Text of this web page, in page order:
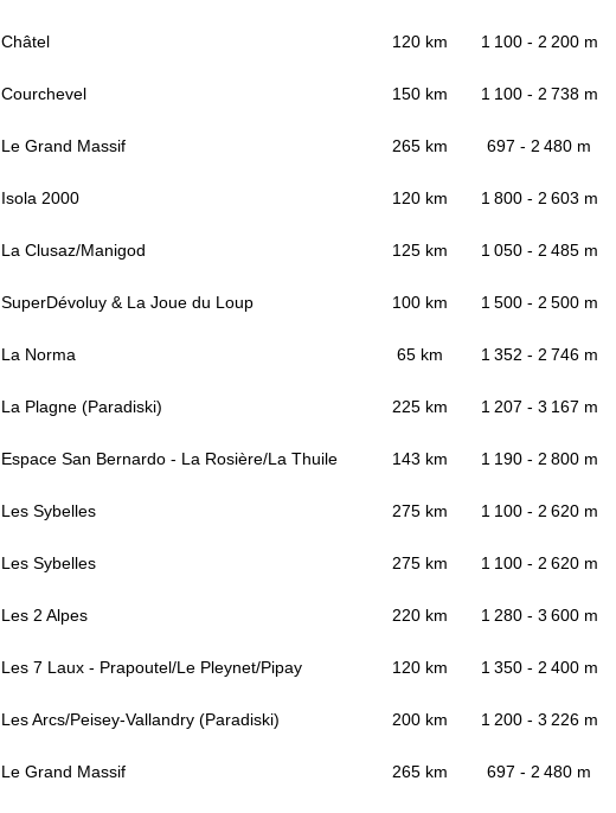
Châtel 120 km 1 100 - 2 200 m
Courchevel 150 km 1 100 - 2 738 m
Le Grand Massif 265 km 697 - 2 480 m
Isola 2000 120 km 1 800 - 2 603 m
La Clusaz/Manigod 125 km 1 050 - 2 485 m
SuperDévoluy & La Joue du Loup 100 km 1 500 - 2 500 m
La Norma 65 km 1 352 - 2 746 m
La Plagne (Paradiski) 225 km 1 207 - 3 167 m
Espace San Bernardo - La Rosière/La Thuile 143 km 1 190 - 2 800 m
Les Sybelles 275 km 1 100 - 2 620 m
Les Sybelles 275 km 1 100 - 2 620 m
Les 2 Alpes 220 km 1 280 - 3 600 m
Les 7 Laux - Prapoutel/Le Pleynet/Pipay 120 km 1 350 - 2 400 m
Les Arcs/Peisey-Vallandry (Paradiski) 200 km 1 200 - 3 226 m
Le Grand Massif 265 km 697 - 2 480 m